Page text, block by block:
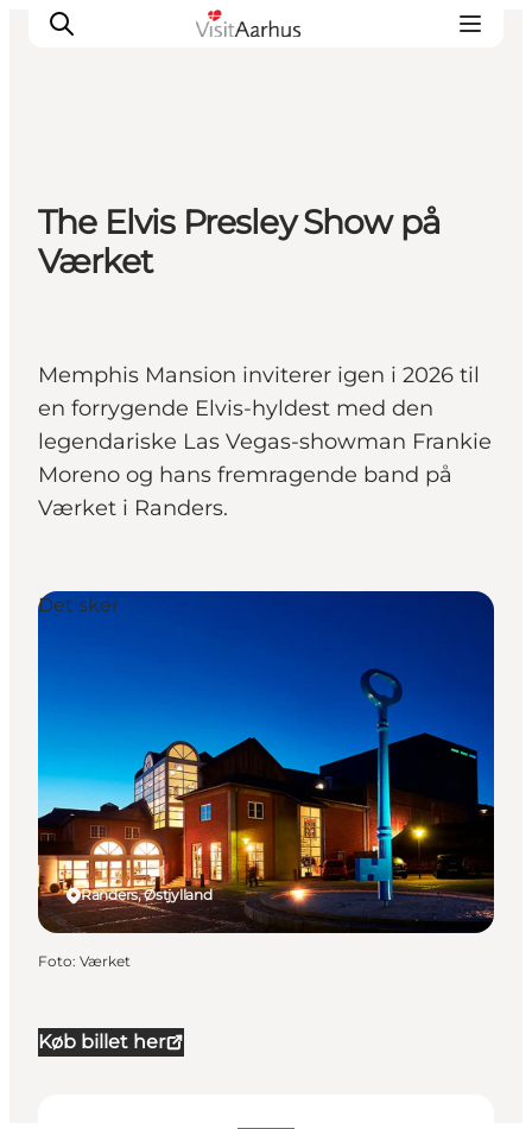
Oplevelser
Kalender
Byer og steder
The Elvis Presley Show på
Værket
Memphis Mansion inviterer igen i 2026 til
en forrygende Elvis-hyldest med den
legendariske Las Vegas-showman Frankie
Moreno og hans fremragende band på
Værket i Randers.
Køb billet her
Randers, Østjylland
Det sker
Foto: Værket